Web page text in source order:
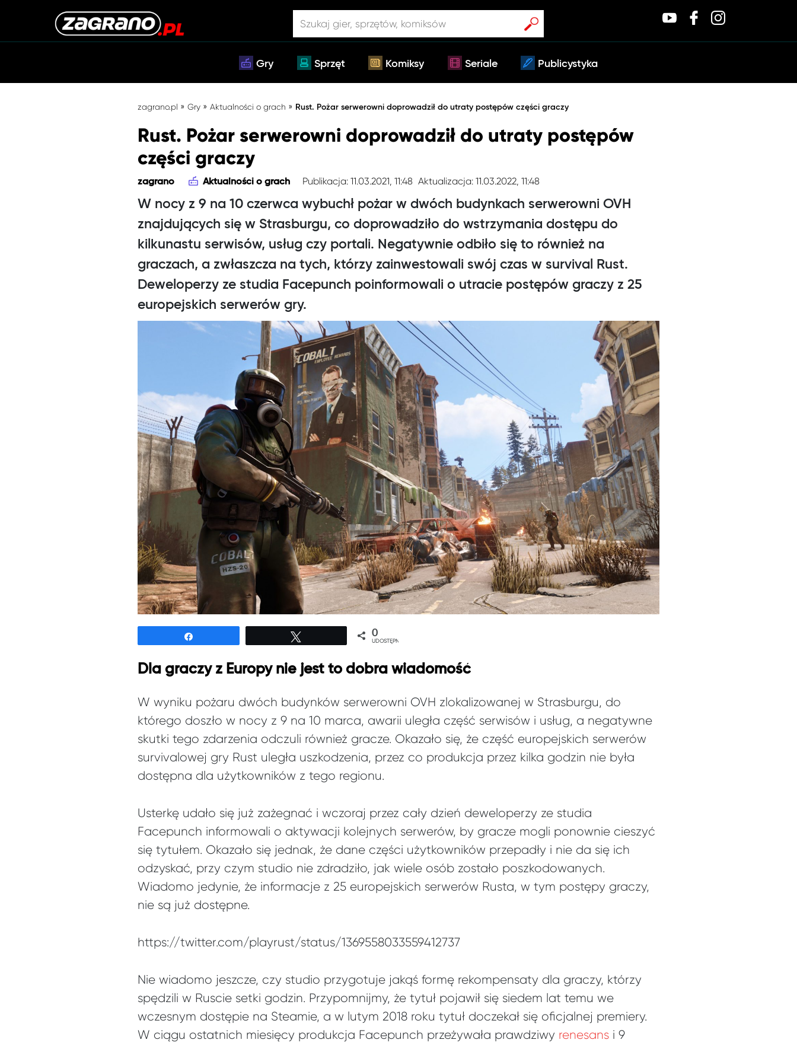
Gry Sprzęt Komiksy Seriale Publicystyka
zagrano.pl » Gry » Aktualności o grach » Rust. Pożar serwerowni doprowadził do utraty postępów części graczy
Rust. Pożar serwerowni doprowadził do utraty postępów
części graczy
zagrano Aktualności o grach Publikacja: 11.03.2021, 11:48 Aktualizacja: 11.03.2022, 11:48
W nocy z 9 na 10 czerwca wybuchł pożar w dwóch budynkach serwerowni OVH
znajdujących się w Strasburgu, co doprowadziło do wstrzymania dostępu do
kilkunastu serwisów, usług czy portali. Negatywnie odbiło się to również na
graczach, a zwłaszcza na tych, którzy zainwestowali swój czas w survival Rust.
Deweloperzy ze studia Facepunch poinformowali o utracie postępów graczy z 25
europejskich serwerów gry.
0
UDOSTĘPNIEŃ
Dla graczy z Europy nie jest to dobra wiadomość
W wyniku pożaru dwóch budynków serwerowni OVH zlokalizowanej w Strasburgu, do
którego doszło w nocy z 9 na 10 marca, awarii uległa część serwisów i usług, a negatywne
skutki tego zdarzenia odczuli również gracze. Okazało się, że część europejskich serwerów
survivalowej gry Rust uległa uszkodzenia, przez co produkcja przez kilka godzin nie była
dostępna dla użytkowników z tego regionu.
Usterkę udało się już zażegnać i wczoraj przez cały dzień deweloperzy ze studia
Facepunch informowali o aktywacji kolejnych serwerów, by gracze mogli ponownie cieszyć
się tytułem. Okazało się jednak, że dane części użytkowników przepadły i nie da się ich
odzyskać, przy czym studio nie zdradziło, jak wiele osób zostało poszkodowanych.
Wiadomo jedynie, że informacje z 25 europejskich serwerów Rusta, w tym postępy graczy,
nie są już dostępne.
https://twitter.com/playrust/status/1369558033559412737
Nie wiadomo jeszcze, czy studio przygotuje jakąś formę rekompensaty dla graczy, którzy
spędzili w Ruscie setki godzin. Przypomnijmy, że tytuł pojawił się siedem lat temu we
wczesnym dostępie na Steamie, a w lutym 2018 roku tytuł doczekał się oficjalnej premiery.
W ciągu ostatnich miesięcy produkcja Facepunch przeżywała prawdziwy renesans i 9